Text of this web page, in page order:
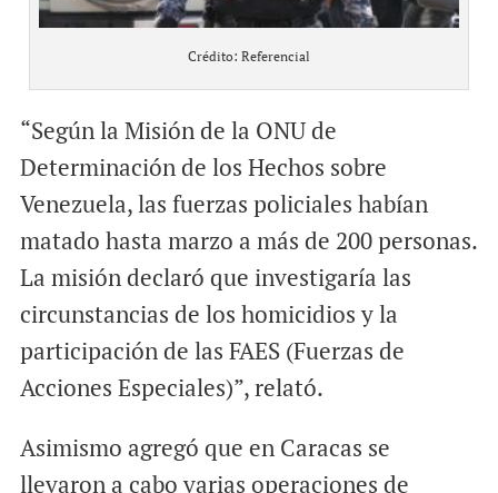
Crédito: Referencial
“Según la Misión de la ONU de
Determinación de los Hechos sobre
Venezuela, las fuerzas policiales habían
matado hasta marzo a más de 200 personas.
La misión declaró que investigaría las
circunstancias de los homicidios y la
participación de las FAES (Fuerzas de
Acciones Especiales)”, relató.
Asimismo agregó que en Caracas se
llevaron a cabo varias operaciones de